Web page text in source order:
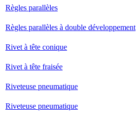
Règles parallèles
Règles parallèles à double développement
Rivet à tête conique
Rivet à tête fraisée
Riveteuse pneumatique
Riveteuse pneumatique